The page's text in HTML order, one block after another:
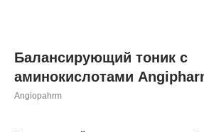
Балансирующий тоник с
аминокислотами
Angiopahrm